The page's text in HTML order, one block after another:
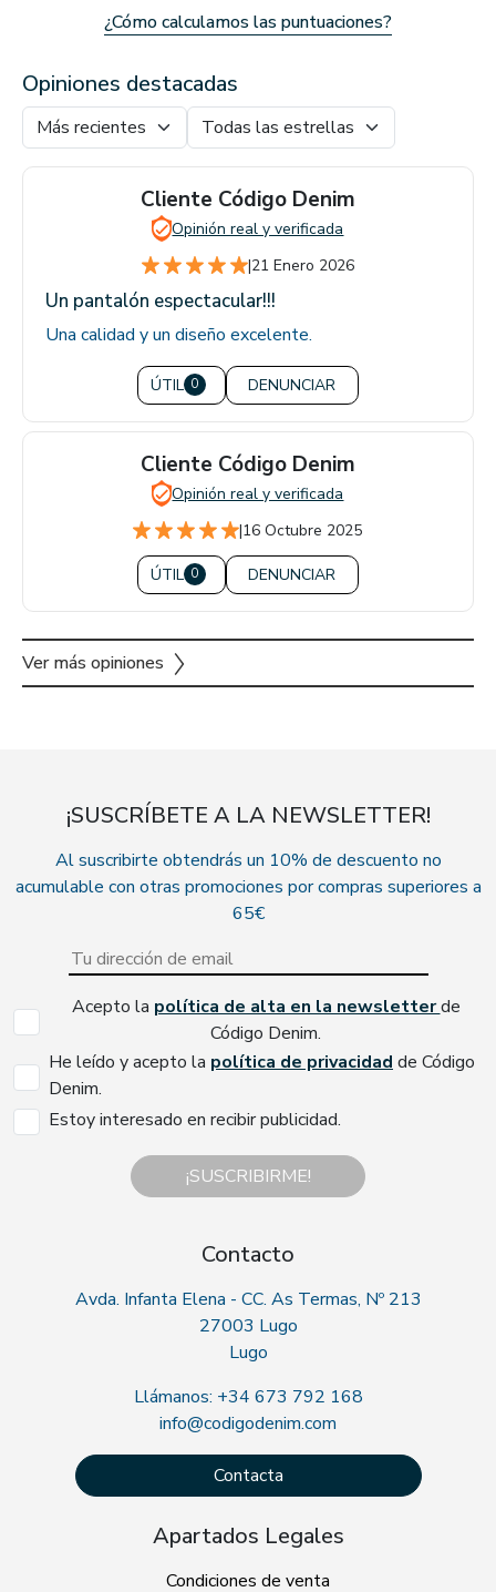
¿Cómo calculamos las puntuaciones?
Opiniones destacadas
Cliente Código Denim
Opinión real y verificada
|21 Enero 2026
Un pantalón espectacular!!!
Una calidad y un diseño excelente.
ÚTIL 0 DENUNCIAR
Cliente Código Denim
Opinión real y verificada
|16 Octubre 2025
ÚTIL 0 DENUNCIAR
Ver más opiniones
¡SUSCRÍBETE A LA NEWSLETTER!
Al suscribirte obtendrás un 10% de descuento no
acumulable con otras promociones por compras superiores a
65€
Acepto la política de alta en la newsletterde
Código Denim.
He leído y acepto la política de privacidad de Código
Denim.
Estoy interesado en recibir publicidad.
¡SUSCRIBIRME!
Contacto
Avda. Infanta Elena - CC. As Termas, Nº 213
27003 Lugo
Lugo
Llámanos: +34 673 792 168
info@codigodenim.com
Contacta
Apartados Legales
Condiciones de venta